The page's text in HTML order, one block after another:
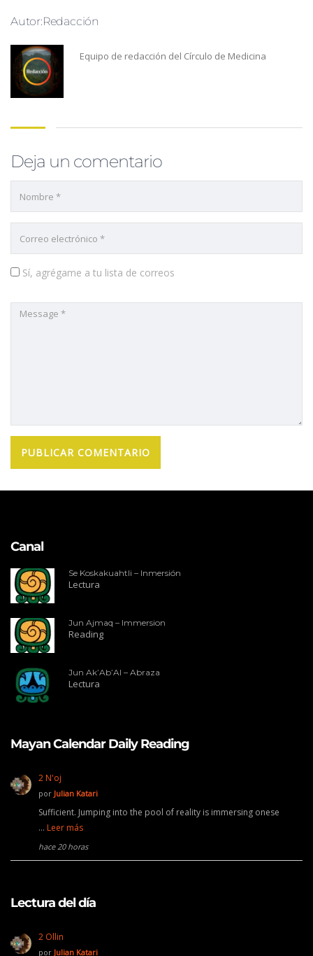
Autor:Redacción
Equipo de redacción del Círculo de Medicina
Deja un comentario
Sí, agrégame a tu lista de correos
Canal
Se Koskakuahtli – Inmersión
Lectura
Jun Ajmaq – Immersion
Reading
Jun Ak’Ab’Al – Abraza
Lectura
Mayan Calendar Daily Reading
2 N'oj
por Julian Katari
Sufficient. Jumping into the pool of reality is immersing onese
… Leer más
hace 20 horas
Lectura del día
2 Ollin
por Julian Katari